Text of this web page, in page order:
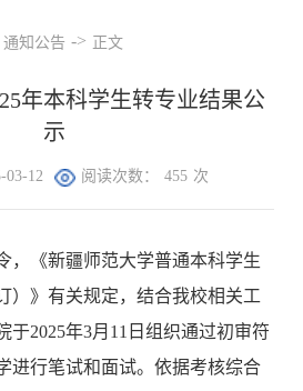
通知公告 -> 正文
年本科学生转专业结果公
示
03-12 阅读次数： 455 次
，《新疆师范大学普通本科学生
）》有关规定，结合我校相关工
于2025年3月11日组织通过初审符
进行笔试和面试。依据考核综合